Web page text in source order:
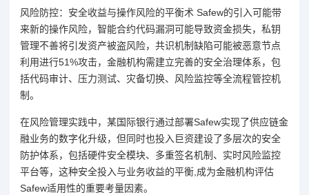
风险防控：安全收益与操作风险的平衡术 Safew的引入可能带
来新的操作风险，智能合约代码漏洞可能导致资金损失，私钥
管理不善将引发资产被盗风险，共识机制缺陷可能被恶意节点
利用进行51%攻击，金融机构需建立完善的安全治理体系，包
括代码审计、压力测试、灾备切换、风险监控等全流程管控机
制。
在风险管理实践中，某国际银行通过部署Safew实现了供应链金
融业务的数字化升级，但同时也投入巨资建设了多层次的安全
防护体系，包括硬件安全模块、多重签名机制、实时风险监控
平台等，这种安全投入与业务收益的平衡,成为金融机构评估
Safew适用性的重要考量因素。